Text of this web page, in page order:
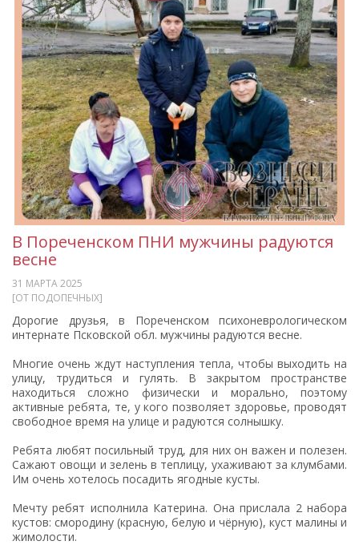
В Пореченском ПНИ мужчины радуются
весне
31 МАРТА 2025
[ОТ ПОДОПЕЧНЫХ]
Дорогие друзья, в Пореченском психоневрологическом
интернате Псковской обл. мужчины радуются весне.
Многие очень ждут наступления тепла, чтобы выходить на
улицу, трудиться и гулять. В закрытом пространстве
находиться сложно физически и морально, поэтому
активные ребята, те, у кого позволяет здоровье, проводят
свободное время на улице и радуются солнышку.
Ребята любят посильный труд, для них он важен и полезен.
Сажают овощи и зелень в теплицу, ухаживают за клумбами.
Им очень хотелось посадить ягодные кусты.
Мечту ребят исполнила Катерина. Она прислала 2 набора
кустов: смородину (красную, белую и чёрную), куст малины и
жимолости.